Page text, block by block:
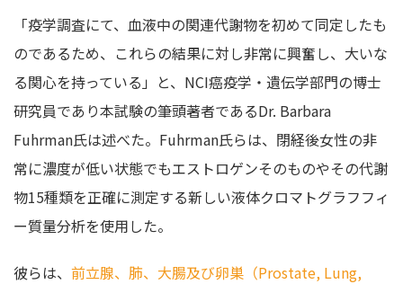
「疫学調査にて、血液中の関連代謝物を初めて同定したも
のであるため、これらの結果に対し非常に興奮し、大いな
る関心を持っている」と、NCI癌疫学・遺伝学部門の博士
研究員であり本試験の筆頭著者であるDr. Barbara
Fuhrman氏は述べた。Fuhrman氏らは、閉経後女性の非
常に濃度が低い状態でもエストロゲンそのものやその代謝
物15種類を正確に測定する新しい液体クロマトグラフフィ
ー質量分析を使用した。
彼らは、 前立腺、肺、大腸及び卵巣（Prostate, Lung,